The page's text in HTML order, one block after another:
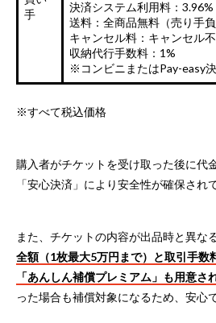
手
決済システム利用料：3.96%
送料：全商品無料（売り手負
キャンセル料：キャンセル
収納代行手数料：1%
※コンビニまたはPay-easy
※すべて税込価格
購入者がチケットを受け取った後に代
「安心決済」により安全性が確保され
また、チケットの内容が出品時と異な
全額（1枚最大5万円まで）と取引手数
「あんしん補償プレミアム」も用意さ
った場合も補償対象になるため、安心で